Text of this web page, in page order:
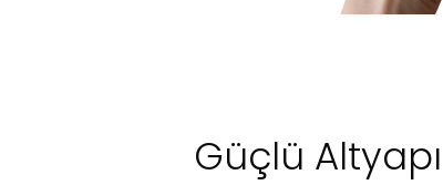
Güçlü Altyapı